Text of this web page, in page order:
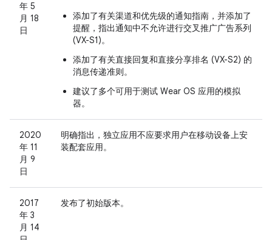
年 5
月 18
日
添加了有关渠道和优先级的通知指南，并添加了
提醒，指出通知中不允许进行交叉推广广告系列
(VX-S1)。
添加了有关直接回复和直接分享排名 (VX-S2) 的
消息传递准则。
建议了多个可用于测试 Wear OS 应用的模拟
器。
2020
年 11
月 9
日
明确指出，独立应用不应要求用户在移动设备上安
装配套应用。
2017
年 3
月 14
发布了初始版本。